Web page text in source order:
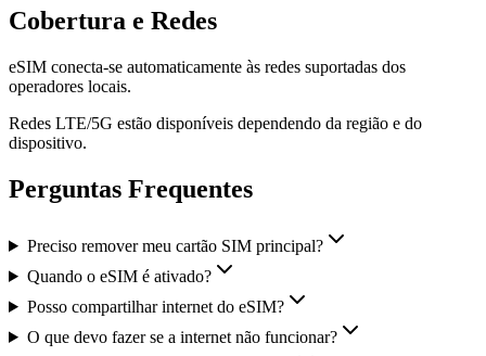
Cobertura e Redes
eSIM conecta-se automaticamente às redes suportadas dos
operadores locais.
Redes LTE/5G estão disponíveis dependendo da região e do
dispositivo.
Perguntas Frequentes
Preciso remover meu cartão SIM principal?
Quando o eSIM é ativado?
Posso compartilhar internet do eSIM?
O que devo fazer se a internet não funcionar?